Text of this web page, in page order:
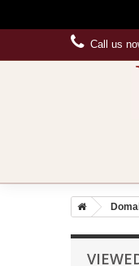
Call us